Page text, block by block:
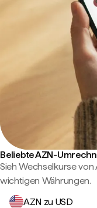
Beliebte AZN-
Sieh Wechselkurse
wichtigen Währungen.
AZN zu USD